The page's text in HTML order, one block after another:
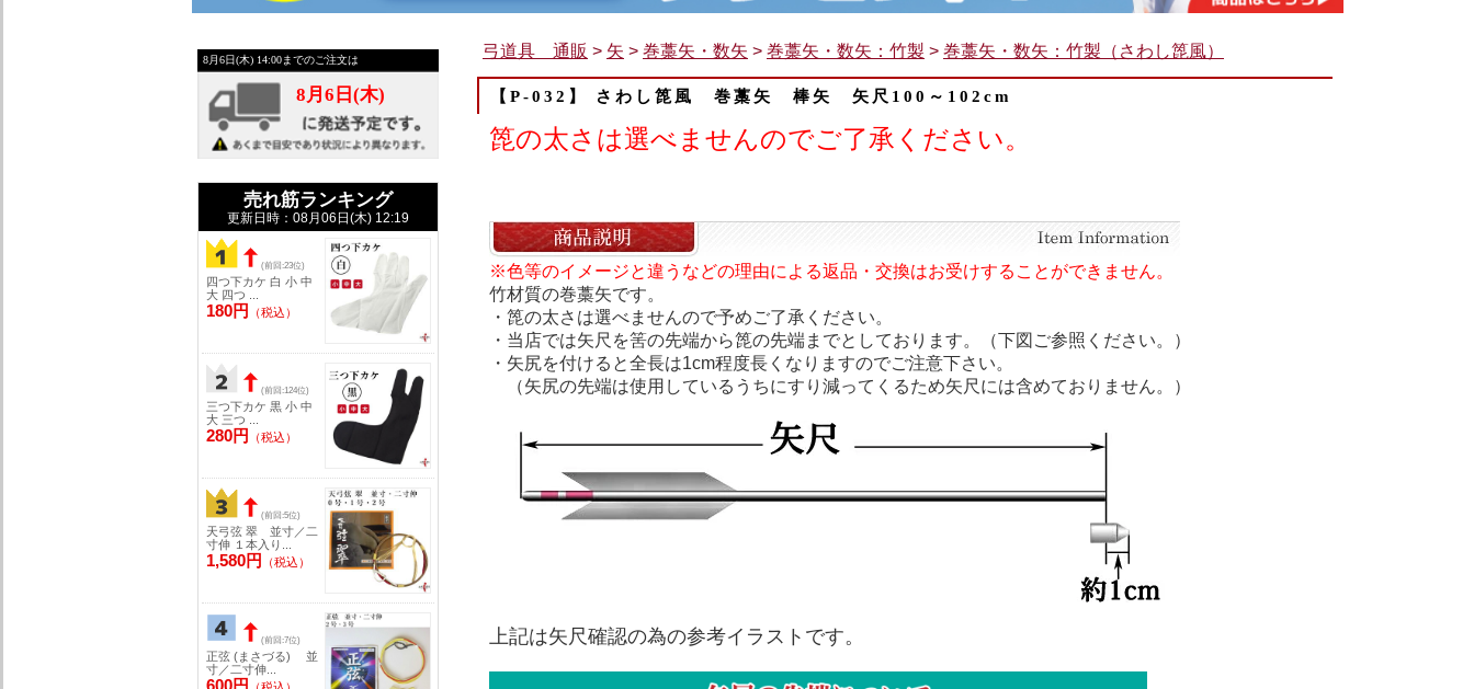
弓道具 通販 > 矢 > 巻藁矢・数矢 > 巻藁矢・数矢：竹製 > 巻藁矢・数矢：竹製（さわし箆風）
【P-032】 さわし箆風 巻藁矢 棒矢 矢尺100～102cm
箆の太さは選べませんのでご了承ください。
※色等のイメージと違うなどの理由による返品・交換はお受けすることができません。
竹材質の巻藁矢です。
・箆の太さは選べませんので予めご了承ください。
・当店では矢尺を筈の先端から箆の先端までとしております。（下図ご参照ください。）
・矢尻を付けると全長は1cm程度長くなりますのでご注意下さい。
（矢尻の先端は使用しているうちにすり減ってくるため矢尺には含めておりません。）
上記は矢尺確認の為の参考イラストです。